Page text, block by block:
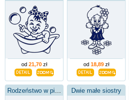
od 21,70 zł od 18,89 zł
Dwie małe siostry